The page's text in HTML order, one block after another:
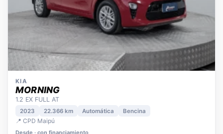
KIA
MORNING
1.2 EX FULL AT
2023 22.366 km
📍 CPD Maipú